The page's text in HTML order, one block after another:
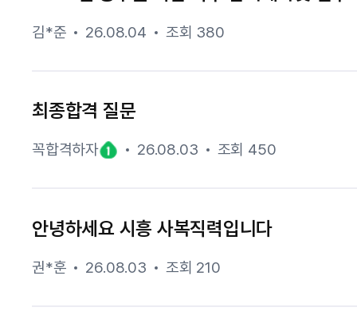
김*준 26.08.04 조회 380
최종합격 질문
꼭합격하자 26.08.03 조회 450
안녕하세요 시흥 사복직력입니다
권*훈 26.08.03 조회 210